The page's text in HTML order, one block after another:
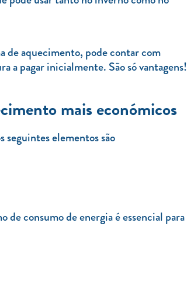
de aquecimento, pode contar com
a pagar inicialmente. São só vantagens!
mais económicos
elementos são
consumo de energia é essencial para